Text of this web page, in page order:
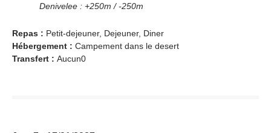
Denivelee : +250m / -250m
Repas : Petit-dejeuner, Dejeuner, Diner
Hébergement : Campement dans le desert
Transfert : Aucun0